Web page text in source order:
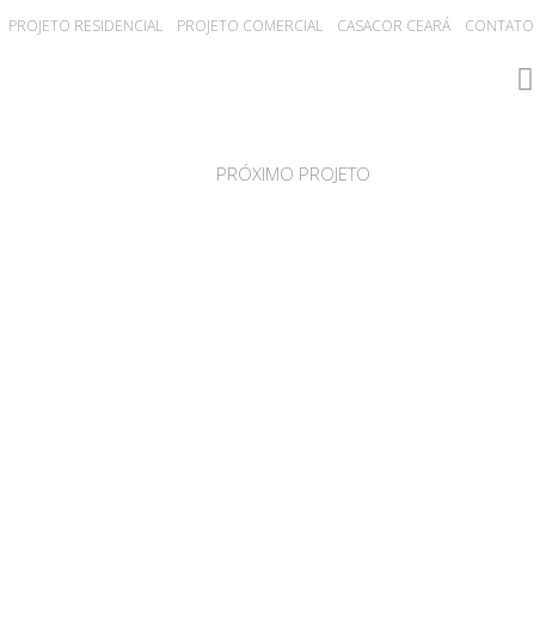
PROJETO RESIDENCIAL PROJETO COMERCIAL CASACOR CEARÁ CONTATO
PRÓXIMO PROJETO